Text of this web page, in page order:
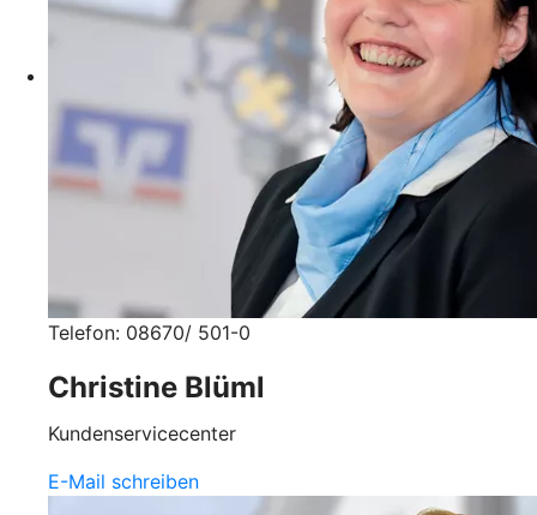
Telefon: 08670/ 501-0
Christine Blüml
Kundenservicecenter
E-Mail schreiben